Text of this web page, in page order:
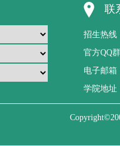
联
招生热线
官方QQ
电子邮箱
学院地址